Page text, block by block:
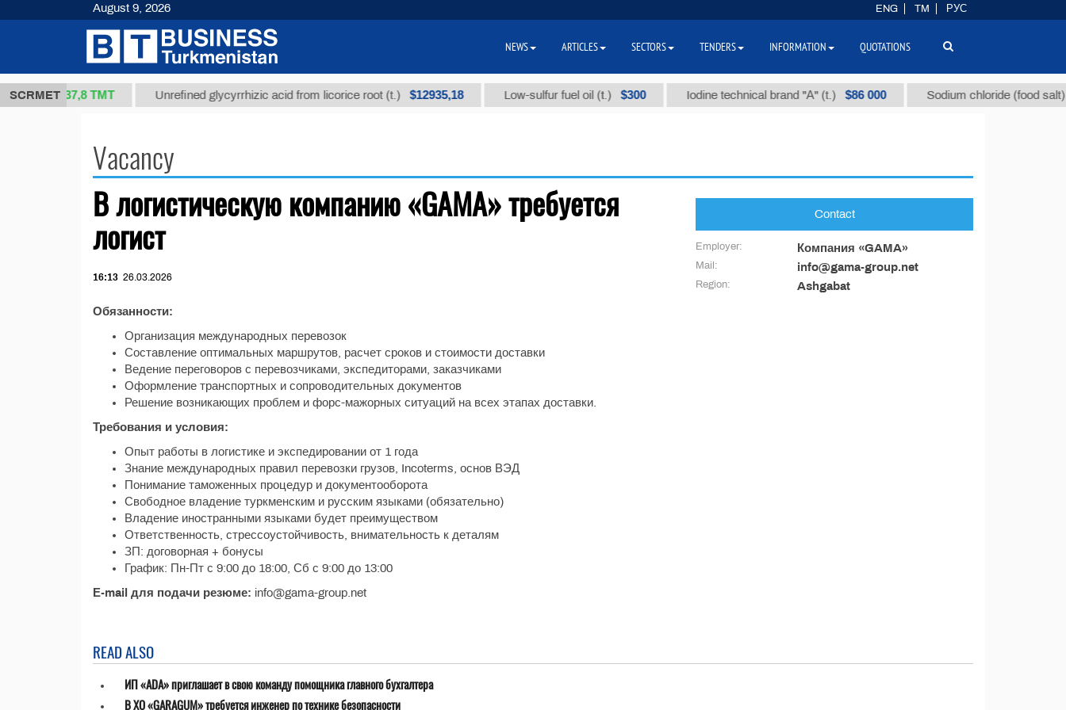
SCRMET
1(kg.) 37,8 ТМТ Unrefined glycyrrhizic acid from licorice root (t.) $12935,18 Low-sulfur fuel oil (t.) $300 Iodine technical brand "А" (t.) $86 000 Sodium chloride (food salt)
Vacancy
В логистическую компанию «GAMA» требуется
логист
16:13 26.03.2026
Обязанности:
Организация международных перевозок
Составление оптимальных маршрутов, расчет сроков и стоимости доставки
Ведение переговоров с перевозчиками, экспедиторами, заказчиками
Оформление транспортных и сопроводительных документов
Решение возникающих проблем и форс-мажорных ситуаций на всех этапах доставки.
Требования и условия:
Опыт работы в логистике и экспедировании от 1 года
Знание международных правил перевозки грузов, Incoterms, основ ВЭД
Понимание таможенных процедур и документооборота
Свободное владение туркменским и русским языками (обязательно)
Владение иностранными языками будет преимуществом
Ответственность, стрессоустойчивость, внимательность к деталям
ЗП: договорная + бонусы
График: Пн-Пт с 9:00 до 18:00, Сб с 9:00 до 13:00
Е-mail для подачи резюме: info@gama-group.net
Contact
Employer: Компания «GAMA»
Mail: info@gama-group.net
Region: Ashgabat
READ ALSO
ИП «ADA» приглашает в свою команду помощника главного бухгалтера
В ХО «GARAGUM» требуется инженер по технике безопасности
August 9, 2026 ENG TM РУС
NEWS ARTICLES SECTORS TENDERS INFORMATION QUOTATIONS